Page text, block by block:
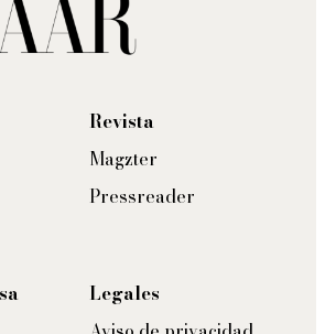
Revista
Magzter
Pressreader
Legales